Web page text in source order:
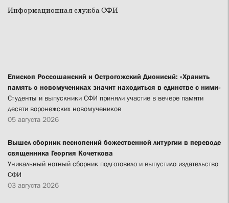
Информационная служба СФИ
Епископ Россошанский и Острогожский Дионисий: «Хранить
память о новомучениках значит находиться в единстве с ними»
Студенты и выпускники СФИ приняли участие в вечере памяти
десяти воронежских новомучеников
05 августа 2026
Вышел сборник песнопений божественной литургии в переводе
священника Георгия Кочеткова
Уникальный нотный сборник подготовило и выпустило издательство
СФИ
03 августа 2026